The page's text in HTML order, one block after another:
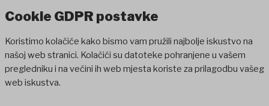
Cookie GDPR postavke
Koristimo kolačiće kako bismo vam pružili najbolje iskustvo na
našoj web stranici. Kolačići su datoteke pohranjene u vašem
pregledniku i na većini ih web mjesta koriste za prilagodbu vašeg
web iskustva.